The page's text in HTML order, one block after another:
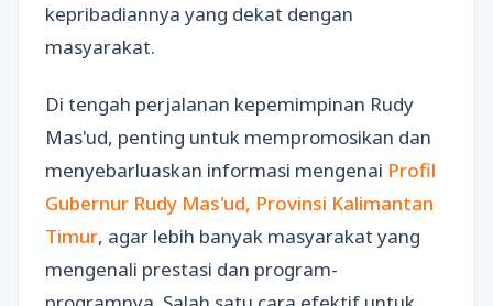
kepribadiannya yang dekat dengan
masyarakat.
Di tengah perjalanan kepemimpinan Rudy
Mas'ud, penting untuk mempromosikan dan
menyebarluaskan informasi mengenai Profil
Gubernur Rudy Mas'ud, Provinsi Kalimantan
Timur, agar lebih banyak masyarakat yang
mengenali prestasi dan program-